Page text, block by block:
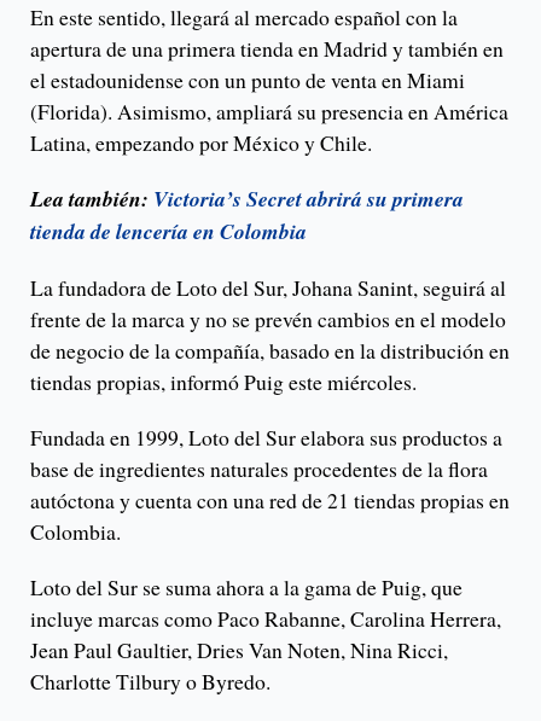
En este sentido, llegará al mercado español con la
apertura de una primera tienda en Madrid y también en
el estadounidense con un punto de venta en Miami
(Florida). Asimismo, ampliará su presencia en América
Latina, empezando por México y Chile.
Lea también: Victoria’s Secret abrirá su primera
tienda de lencería en Colombia
La fundadora de Loto del Sur, Johana Sanint, seguirá al
frente de la marca y no se prevén cambios en el modelo
de negocio de la compañía, basado en la distribución en
tiendas propias, informó Puig este miércoles.
Fundada en 1999, Loto del Sur elabora sus productos a
base de ingredientes naturales procedentes de la flora
autóctona y cuenta con una red de 21 tiendas propias en
Colombia.
Loto del Sur se suma ahora a la gama de Puig, que
incluye marcas como Paco Rabanne, Carolina Herrera,
Jean Paul Gaultier, Dries Van Noten, Nina Ricci,
Charlotte Tilbury o Byredo.